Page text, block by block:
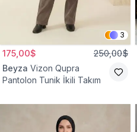
3
175,00$ 250,00$
Beyza Vizon Qupra
Pantolon Tunik İkili Takım